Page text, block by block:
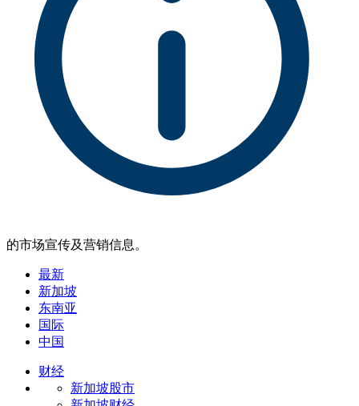
的市场宣传及营销信息。
最新
新加坡
东南亚
国际
中国
财经
新加坡股市